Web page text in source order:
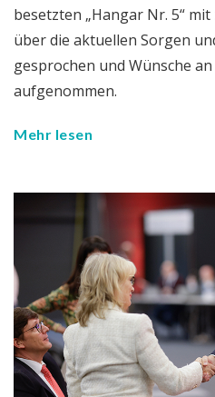
besetzten „Hangar Nr. 5“
über die aktuellen Sorgen
gesprochen und Wünsche
aufgenommen.
Mehr lesen